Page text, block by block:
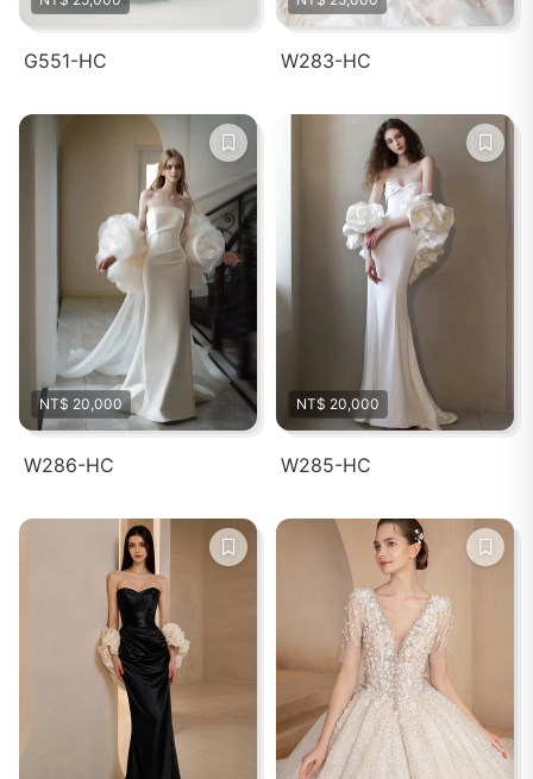
G551-HC W283-HC
NT$ 20,000
W286-HC
NT$ 20,000
W285-HC